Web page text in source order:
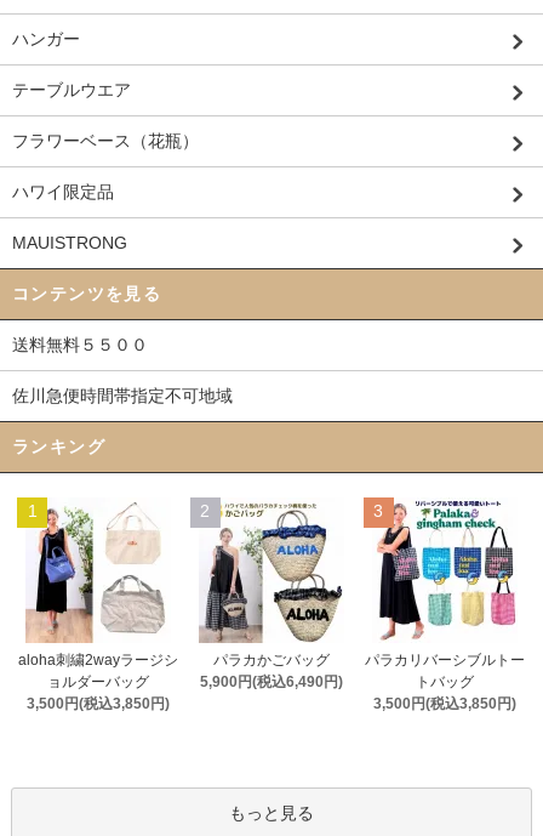
ハンガー
テーブルウエア
フラワーベース（花瓶）
ハワイ限定品
MAUISTRONG
コンテンツを見る
送料無料５５００
佐川急便時間帯指定不可地域
ランキング
1
aloha刺繍2wayラージシ
ョルダーバッグ
3,500円(税込3,850円)
2
パラカかごバッグ
5,900円(税込6,490円)
3
パラカリバーシブルトー
トバッグ
3,500円(税込3,850円)
もっと見る